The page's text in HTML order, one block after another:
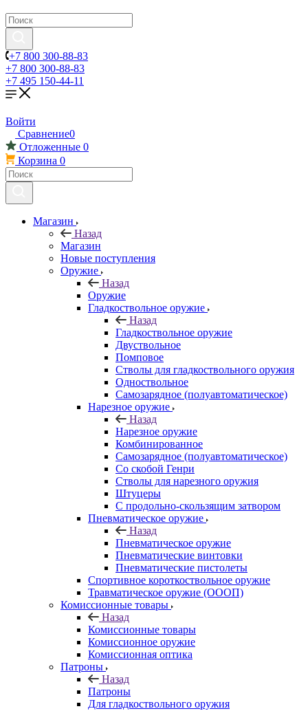
+7 800 300-88-83
+7 800 300-88-83
+7 495 150-44-11
Войти
Сравнение0
Отложенные 0
Корзина 0
Магазин
Назад
Магазин
Новые поступления
Оружие
Назад
Оружие
Гладкоствольное оружие
Назад
Гладкоствольное оружие
Двуствольное
Помповое
Стволы для гладкоствольного оружия
Одноствольное
Самозарядное (полуавтоматическое)
Нарезное оружие
Назад
Нарезное оружие
Комбинированное
Самозарядное (полуавтоматическое)
Со скобой Генри
Стволы для нарезного оружия
Штуцеры
С продольно-скользящим затвором
Пневматическое оружие
Назад
Пневматическое оружие
Пневматические винтовки
Пневматические пистолеты
Спортивное короткоствольное оружие
Травматическое оружие (ОООП)
Комиссионные товары
Назад
Комиссионные товары
Комиссионное оружие
Комиссионная оптика
Патроны
Назад
Патроны
Для гладкоствольного оружия